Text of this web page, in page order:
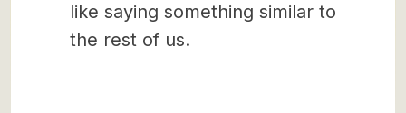
like saying something similar to
the rest of us.